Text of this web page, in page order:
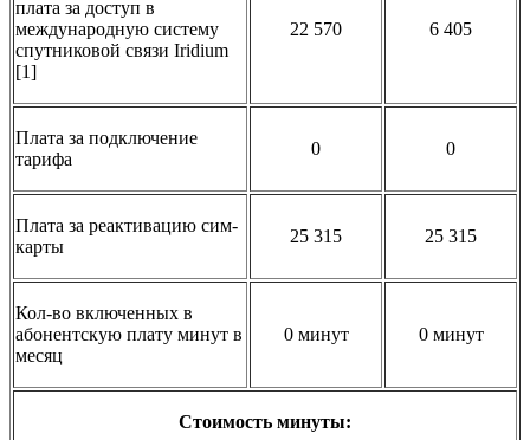
плата за доступ в
международную систему
спутниковой связи Iridium
[1]
22 570 6 405
Плата за подключение
тарифа
0 0
Плата за реактивацию сим-
карты
25 315 25 315
Кол-во включенных в
абонентскую плату минут в
месяц
0 минут 0 минут
Стоимость минуты: